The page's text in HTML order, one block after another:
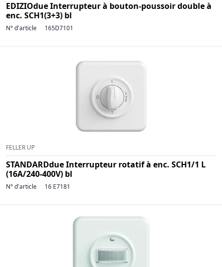
EDIZIOdue Interrupteur à bouton-poussoir double à
enc. SCH1(3+3) bl
N° d'article 165D7101
FELLER UP
STANDARDdue Interrupteur rotatif à enc. SCH1/1 L
(16A/240-400V) bl
N° d'article 16 E7181